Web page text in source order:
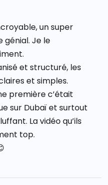
un super
génial. Je le
et structuré, les
et simples.
première c’était
sur Dubaï et surtout
La vidéo qu’ils
top.